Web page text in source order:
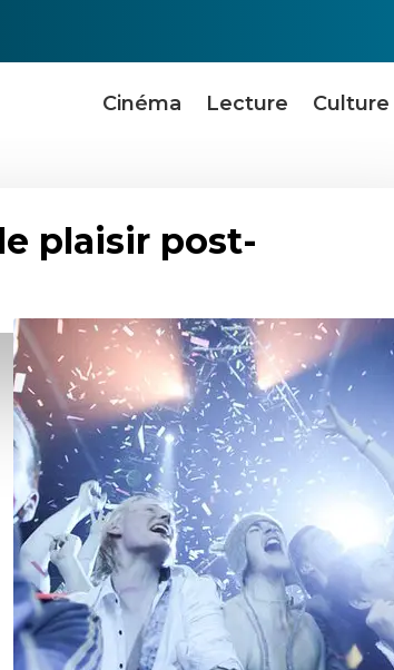
Cinéma Lecture Culture
plaisir post-